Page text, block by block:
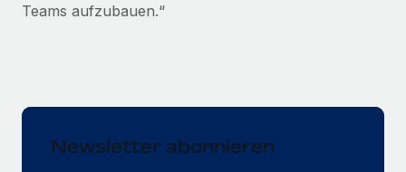
Teams aufzubauen.“
Newsletter abonnieren